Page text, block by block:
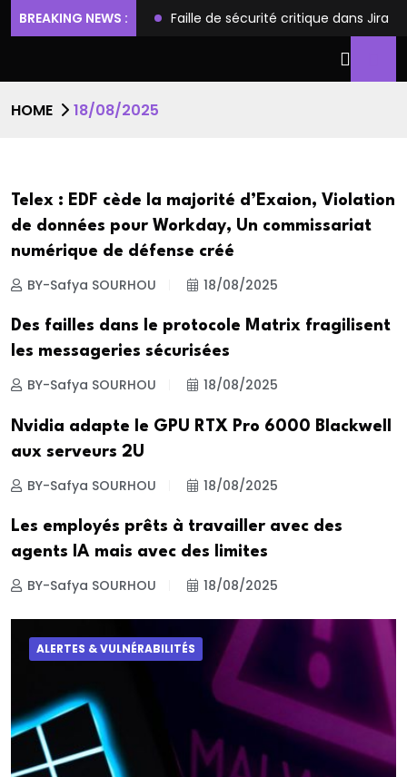
BREAKING NEWS :
et l’accès root Faille de sécurité critique dans Jira
HOME 18/08/2025
Telex : EDF cède la majorité d’Exaion, Violation
de données pour Workday, Un commissariat
numérique de défense créé
BY-Safya SOURHOU 18/08/2025
Des failles dans le protocole Matrix fragilisent
les messageries sécurisées
BY-Safya SOURHOU 18/08/2025
Nvidia adapte le GPU RTX Pro 6000 Blackwell
aux serveurs 2U
BY-Safya SOURHOU 18/08/2025
Les employés prêts à travailler avec des
agents IA mais avec des limites
BY-Safya SOURHOU 18/08/2025
ALERTES & VULNÉRABILITÉS